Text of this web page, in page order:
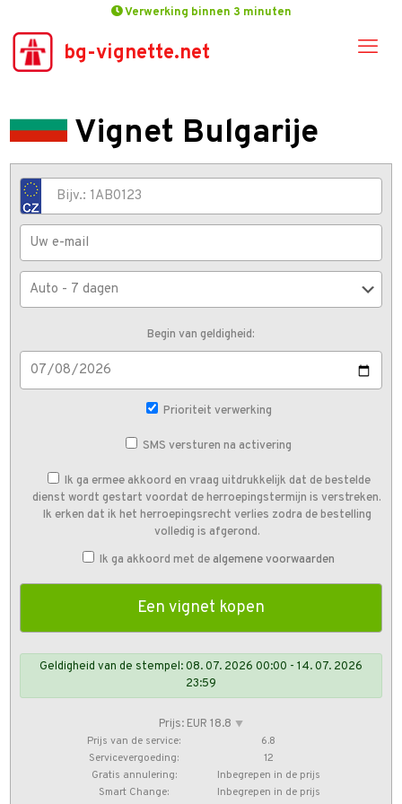
Verwerking binnen 3 minuten
bg-vignette.net
Vignet Bulgarije
Begin van geldigheid:
Prioriteit verwerking
SMS versturen na activering
Ik ga ermee akkoord en vraag uitdrukkelijk dat de bestelde
dienst wordt gestart voordat de herroepingstermijn is verstreken.
Ik erken dat ik het herroepingsrecht verlies zodra de bestelling
volledig is afgerond.
Ik ga akkoord met dealgemene voorwaarden
Geldigheid van de stempel: 08. 07. 2026 00:00 - 14. 07. 2026
23:59
Prijs: EUR 18.8 ⯆
Prijs van de service:
6.8
Servicevergoeding:
12
Gratis annulering:
Inbegrepen in de prijs
Smart Change:
Inbegrepen in de prijs